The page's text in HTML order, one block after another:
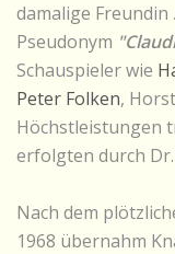
damalige Freundin
Pseudonym
Schauspieler wie
Peter Folken,
Höchstleistungen
erfolgten durch
Nach dem
1968 übernahm